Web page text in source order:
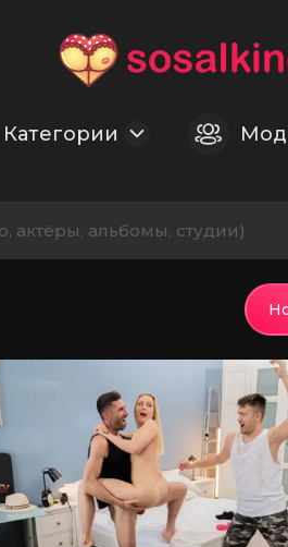
Категории
актёры, альбомы, студии)